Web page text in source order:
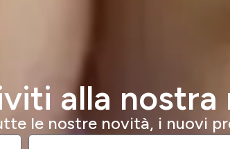
alla
le nostre novità, i nuovi